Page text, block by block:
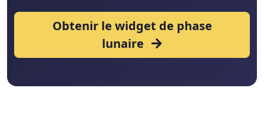
Obtenir le widget de phase
lunaire